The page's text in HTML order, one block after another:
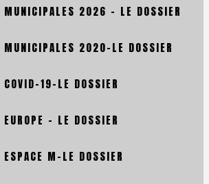
MUNICIPALES 2026 – LE DOSSIER
MUNICIPALES 2020-LE DOSSIER
COVID-19-LE DOSSIER
EUROPE – LE DOSSIER
ESPACE M-LE DOSSIER